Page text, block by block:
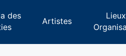
des
Artistes